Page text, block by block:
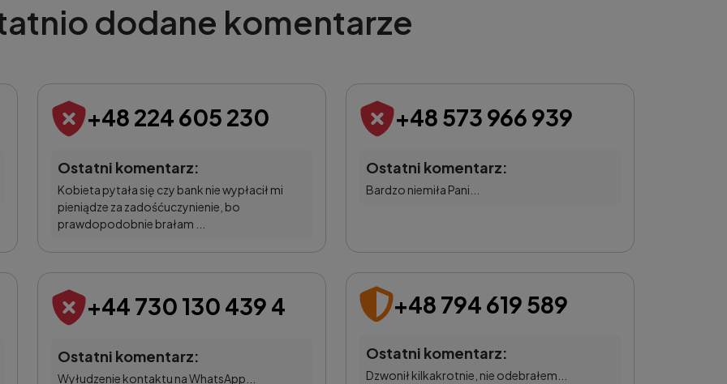
dodane komentarze
+48 224 605 230
Ostatni komentarz:
Kobieta pytała się czy bank nie wypłacił mi
pieniądze za zadośćuczynienie, bo
prawdopodobnie brałam ...
+48 573 966 939
Ostatni komentarz:
Bardzo niemiła Pani...
+44 730 130 439 4
Ostatni komentarz:
Wyłudzenie kontaktu na WhatsApp...
+48 794 619 589
Ostatni komentarz:
Dzwonił kilkakrotnie, nie odebrałem...